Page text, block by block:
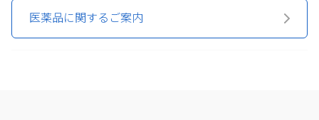
医薬品に関するご案内